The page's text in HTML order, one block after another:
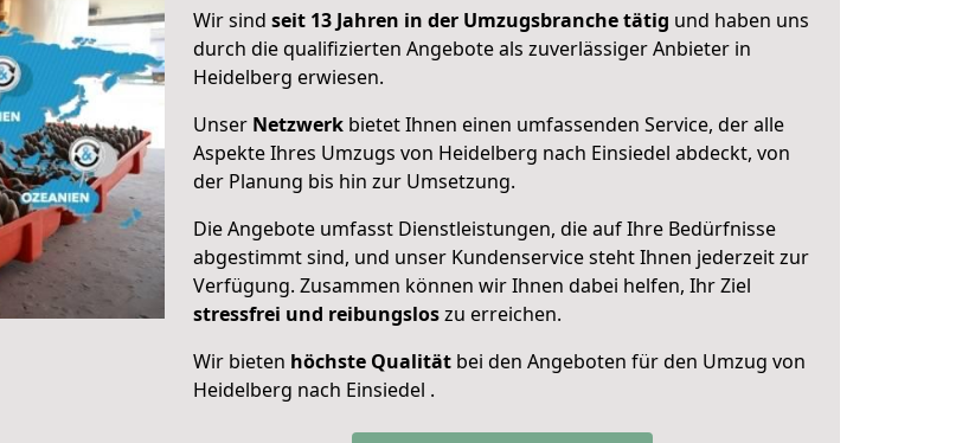
Wir sind seit 13 Jahren in der Umzugsbranche tätig und haben uns
durch die qualifizierten Angebote als zuverlässiger Anbieter in
Heidelberg erwiesen.
Unser Netzwerk bietet Ihnen einen umfassenden Service, der alle
Aspekte Ihres Umzugs von Heidelberg nach Einsiedel abdeckt, von
der Planung bis hin zur Umsetzung.
Die Angebote umfasst Dienstleistungen, die auf Ihre Bedürfnisse
abgestimmt sind, und unser Kundenservice steht Ihnen jederzeit zur
Verfügung. Zusammen können wir Ihnen dabei helfen, Ihr Ziel
stressfrei und reibungsloszu erreichen.
Wir bieten höchste Qualität bei den Angeboten für den Umzug von
Heidelberg nach Einsiedel .